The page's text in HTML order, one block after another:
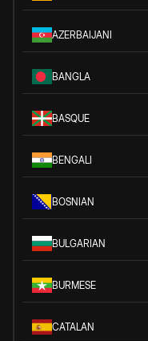
AZERBAIJANI
BANGLA
BASQUE
BENGALI
BOSNIAN
BULGARIAN
BURMESE
CATALAN